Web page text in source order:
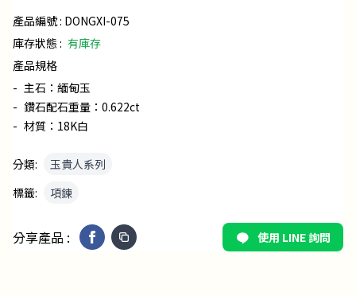
產品編號 : DONGXI-075
庫存狀態 : 有庫存
產品規格
- 主石：緬甸玉
- 鑽石配石重量：0.622ct
- 材質：18K白
分類:
玉貴人系列
標籤:
項鍊
分享產品 : 使用 LINE 詢問